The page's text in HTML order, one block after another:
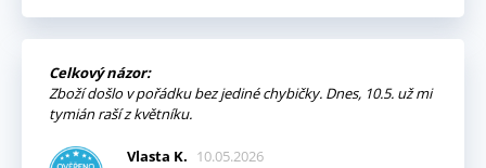
Celkový názor:
Zboží došlo v pořádku bez jediné chybičky. Dnes, 10.5. už mi
tymián raší z květníku.
Vlasta K. 10.05.2026